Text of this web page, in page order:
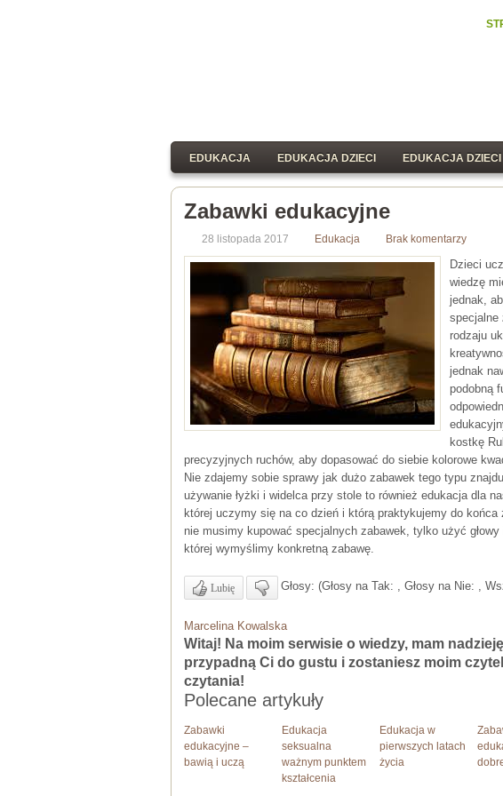
EDUKACJA EDUKACJA DZIECI EDUKACJA
Zabawki edukacyjne
28 listopada 2017 Edukacja Brak komentarzy
Dzieci
wiedzę
jednak,
specjalne
rodzaju
jednak
podobną
kostkę
precyzyjnych ruchów, aby dopasować do siebie kolorowe
Nie zdajemy sobie sprawy jak dużo zabawek tego typu
używanie łyżki i widelca przy stole to również edukacja dla
której uczymy się na co dzień i którą praktykujemy do
nie musimy kupować specjalnych zabawek, tylko użyć
której wymyślimy konkretną zabawę.
Lubię Głosy: (Głosy na Tak: , Głosy na Nie: ,
Marcelina Kowalska
Witaj! Na moim serwisie o wiedzy, mam
przypadną Ci do gustu i zostaniesz moim
czytania!
Polecane artykuły
Zabawki
edukacyjne –
bawią i uczą
Edukacja
seksualna
ważnym punktem
kształcenia
Edukacja w
pierwszych latach
życia
Jurek
Kapusta
Każdy człowiek wcześniej czy
później łaknie wiedzy. Ja swój głód
zaspokajam w muzeach. Masa
rzeczy która pokazuje nam całą
przeszłość. Jednocześnie jest to dla
mnie jedna z najlepszych form
spędzania wolnego czasu, czy to
Najgorsze jednak jest to, że w taki
sposób spędzam czas od kilku lat i
skończyły mi się muzea do
zwiedzania. Poszukuję w internecie
alternatyw. Znalazłem was i wasze
spisy miejsc gdzie swój głód mogę
zaspokoić. Nawet nie wiedziałem, że
w okolicy mojego miasta jest tyle
Julia
Kozioł
Zawsze chciałam umieć
języków na bardzo
poziomie. Najbardziej
przeszkadzało mi moje
zmotywować, żeby zacząć
nauczyć się tego języka na
wysokim poziomie. Znalazłam
stronę i jestem bardzo z
się języka nie robiąc
Stosuję się do waszych rad i
niesamowite postępy.
bliżej swojego marzenia